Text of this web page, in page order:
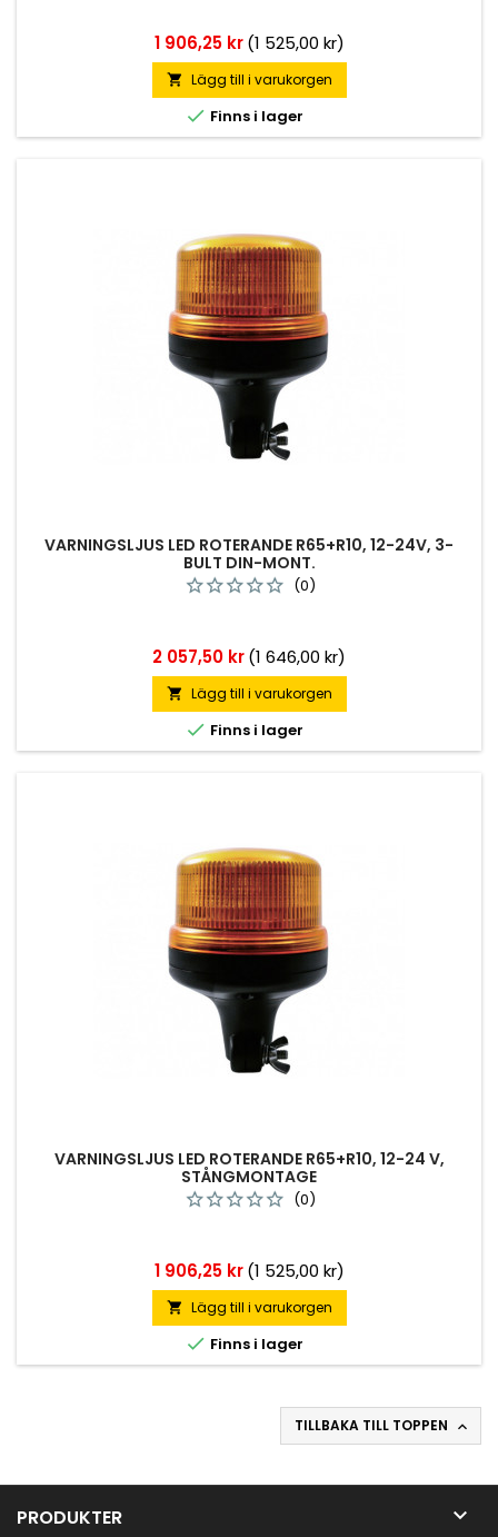
Pris
1 906,25 kr (1 525,00 kr)
 Lägg till i varukorgen
 Finns i lager
VARNINGSLJUS LED ROTERANDE R65+R10, 12-24V, 3-
BULT DIN-MONT.
(0)
Pris
2 057,50 kr(1 646,00 kr)
 Lägg till i varukorgen
 Finns i lager
VARNINGSLJUS LED ROTERANDE R65+R10, 12-24 V,
STÅNGMONTAGE
(0)
Pris
1 906,25 kr (1 525,00 kr)
 Lägg till i varukorgen
 Finns i lager
TILLBAKA TILL TOPPEN 
PRODUKTER 